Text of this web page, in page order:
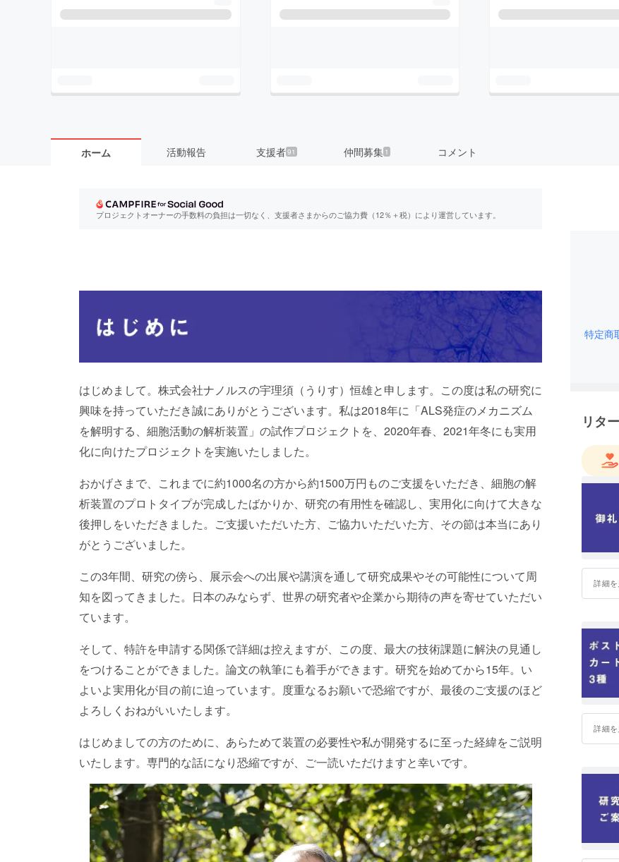
ホーム 活動報告 支援者91 仲間募集 1 コメント
プロジェクトオーナーの手数料の負担は一切なく、支援者さまからのご協力費（12％＋税）により運営しています。
はじめまして。株式会社ナノルスの宇理須（うりす）恒雄と申します。この度は私の研究に
興味を持っていただき誠にありがとうございます。私は2018年に「ALS発症のメカニズム
を解明する、細胞活動の解析装置」の試作プロジェクトを、2020年春、2021年冬にも実用
化に向けたプロジェクトを実施いたしました。
おかげさまで、これまでに約1000名の方から約1500万円ものご支援をいただき、細胞の解
析装置のプロトタイプが完成したばかりか、研究の有用性を確認し、実用化に向けて大きな
後押しをいただきました。ご支援いただいた方、ご協力いただいた方、その節は本当にあり
がとうございました。
この3年間、研究の傍ら、展示会への出展や講演を通して研究成果やその可能性について周
知を図ってきました。日本のみならず、世界の研究者や企業から期待の声を寄せていただい
ています。
そして、特許を申請する関係で詳細は控えますが、この度、最大の技術課題に解決の見通し
をつけることができました。論文の執筆にも着手ができます。研究を始めてから15年。い
よいよ実用化が目の前に迫っています。度重なるお願いで恐縮ですが、最後のご支援のほど
よろしくおねがいいたします。
はじめましての方のために、あらためて装置の必要性や私が開発するに至った経緯をご説明
いたします。専門的な話になり恐縮ですが、ご一読いただけますと幸いです。
特定商
リタ
詳細を
詳細を